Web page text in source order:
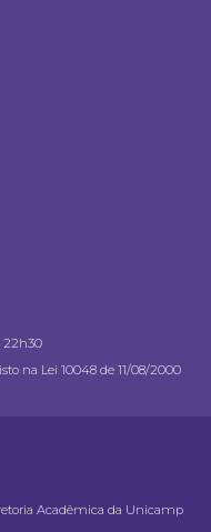
22h30
na Lei 10048 de 11/08/2000
Acadêmica da Unicamp